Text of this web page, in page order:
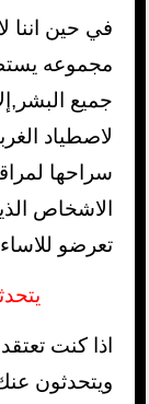
في حين اننا
مجموعه
جميع
لاصطياد
سراحها
الاشخاص
تعرضو
اذا كنت
ويتحدثون